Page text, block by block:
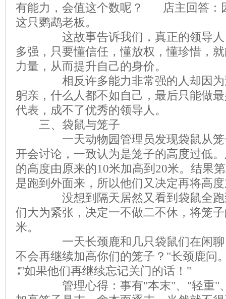
有能力，会值这个数呢？ 店主回答：
这只鹦鹉老板。
这故事告诉我们，真正的领导人
多强，只要懂信任，懂放权，懂珍惜，
力量，从而提升自己的身价。
相反许多能力非常强的人却因为
躬亲，什么人都不如自己，最后只能做
代表，成不了优秀的领导人。
三、袋鼠与笼子
一天动物园管理员发现袋鼠从笼
开会讨论，一致认为是笼子的高度过低
的高度由原来的10米加高到20米。结果
是跑到外面来，所以他们又决定再将高
没想到隔天居然又看到袋鼠全跑
们大为紧张，决定一不做二不休，将笼
米。
一天长颈鹿和几只袋鼠们在闲聊
不会再继续加高你们的笼子？"长颈鹿问
∶"如果他们再继续忘记关门的话！"
管理心得：事有"本末"、"轻重"、"